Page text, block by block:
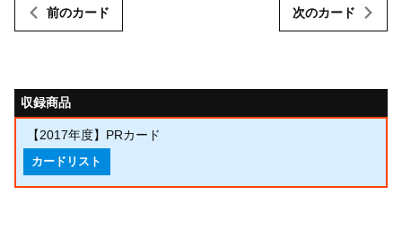
前のカード 次のカード
収録商品
【2017年度】PRカード
カードリスト